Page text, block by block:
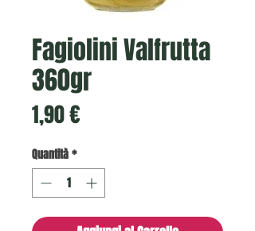
Fagiolini Valfrutta
360gr
1,90 €Prezzo
Quantità*